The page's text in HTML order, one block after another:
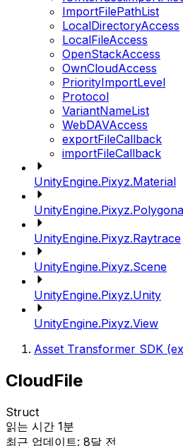
ImportFilePathList
LocalDirectoryAccess
LocalFileAccess
OpenStackAccess
OwnCloudAccess
PriorityImportLevel
Protocol
VariantNameList
WebDAVAccess
exportFileCallback
importFileCallback
UnityEngine.Pixyz.Material
UnityEngine.Pixyz.Raytrace
UnityEngine.Pixyz.Scene
UnityEngine.Pixyz.Unity
UnityEngine.Pixyz.View
Asset Transformer SDK
CloudFile
Struct
읽는 시간 1분
최근 업데이트: 8달 전